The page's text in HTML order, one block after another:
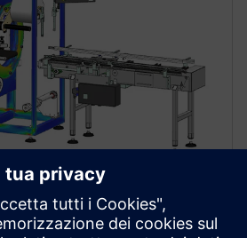
software
più complesse